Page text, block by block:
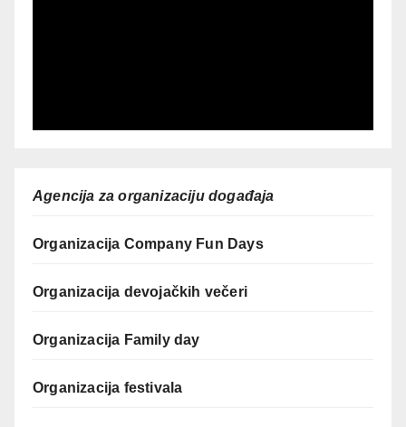
Agencija za organizaciju događaja
Organizacija Company Fun Days
Organizacija devojačkih večeri
Organizacija Family day
Organizacija festivala